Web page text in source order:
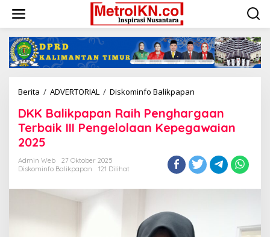
konten
Berita / ADVERTORIAL / Diskominfo Balikpapan
Raih
Penghargaan
Terbaik
Pengelolaan
Kepegawaian
DKK Balikpapan Raih Penghargaan
Terbaik III Pengelolaan Kepegawaian
2025
Admin Web
27 Oktober 2025
Diskominfo Balikpapan
121 Dilihat